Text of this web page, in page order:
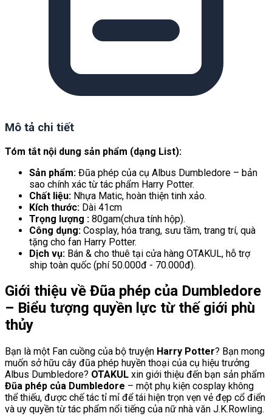
Mô tả chi tiết
Tóm tắt nội dung sản phẩm (dạng List):
Sản phẩm: Đũa phép của cụ Albus Dumbledore – bản
sao chính xác từ tác phẩm Harry Potter.
Chất liệu: Nhựa Matic, hoàn thiện tinh xảo.
Kích thước: Dài 41cm
Trọng lượng : 80gam(chưa tính hộp).
Công dụng: Cosplay, hóa trang, sưu tầm, trang trí, quà
tặng cho fan Harry Potter.
Dịch vụ: Bán & cho thuê tại cửa hàng OTAKUL, hỗ trợ
ship toàn quốc (phí 50.000đ - 70.000đ).
Giới thiệu về Đũa phép của Dumbledore
– Biểu tượng quyền lực từ thế giới phù
thủy
Bạn là một Fan cuồng của bộ truyện Harry Potter? Bạn mong
muốn sở hữu cây đũa phép huyền thoại của cụ hiệu trưởng
Albus Dumbledore? OTAKUL xin giới thiệu đến bạn sản phẩm
Đũa phép của Dumbledore – một phụ kiện cosplay không
thể thiếu, được chế tác tỉ mỉ để tái hiện trọn vẹn vẻ đẹp cổ điển
và uy quyền từ tác phẩm nổi tiếng của nữ nhà văn J.K.Rowling.